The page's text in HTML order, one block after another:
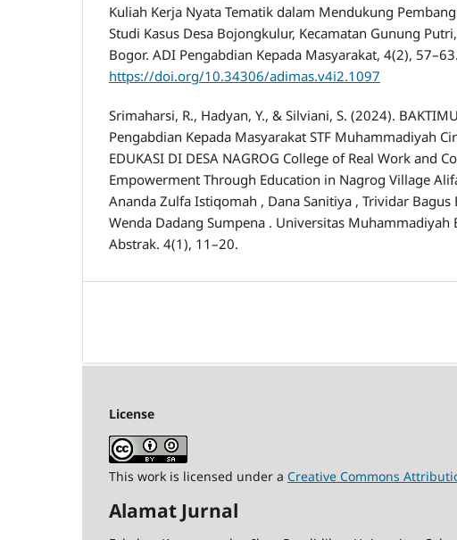
Kuliah Kerja Nyata Tematik dalam Mendukung
Studi Kasus Desa Bojongkulur, Kecamatan Gunung
Bogor. ADI Pengabdian Kepada Masyarakat, 4(2), 57–63.
https://doi.org/10.34306/adimas.v4i2.1097
Srimaharsi, R., Hadyan, Y., & Silviani, S. (2024).
Pengabdian Kepada Masyarakat STF Muhammadiyah
EDUKASI DI DESA NAGROG College of Real Work and
Empowerment Through Education in Nagrog Village
Ananda Zulfa Istiqomah , Dana Sanitiya , Trividar Bagus
Wenda Dadang Sumpena . Universitas Muhammadiyah
Abstrak. 4(1), 11–20.
License
This work is licensed under a Creative Commons
Alamat Jurnal